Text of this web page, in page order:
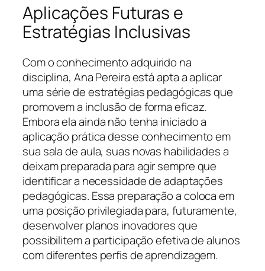
Aplicações Futuras e
Estratégias Inclusivas
Com o conhecimento adquirido na
disciplina, Ana Pereira está apta a aplicar
uma série de estratégias pedagógicas que
promovem a inclusão de forma eficaz.
Embora ela ainda não tenha iniciado a
aplicação prática desse conhecimento em
sua sala de aula, suas novas habilidades a
deixam preparada para agir sempre que
identificar a necessidade de adaptações
pedagógicas. Essa preparação a coloca em
uma posição privilegiada para, futuramente,
desenvolver planos inovadores que
possibilitem a participação efetiva de alunos
com diferentes perfis de aprendizagem.